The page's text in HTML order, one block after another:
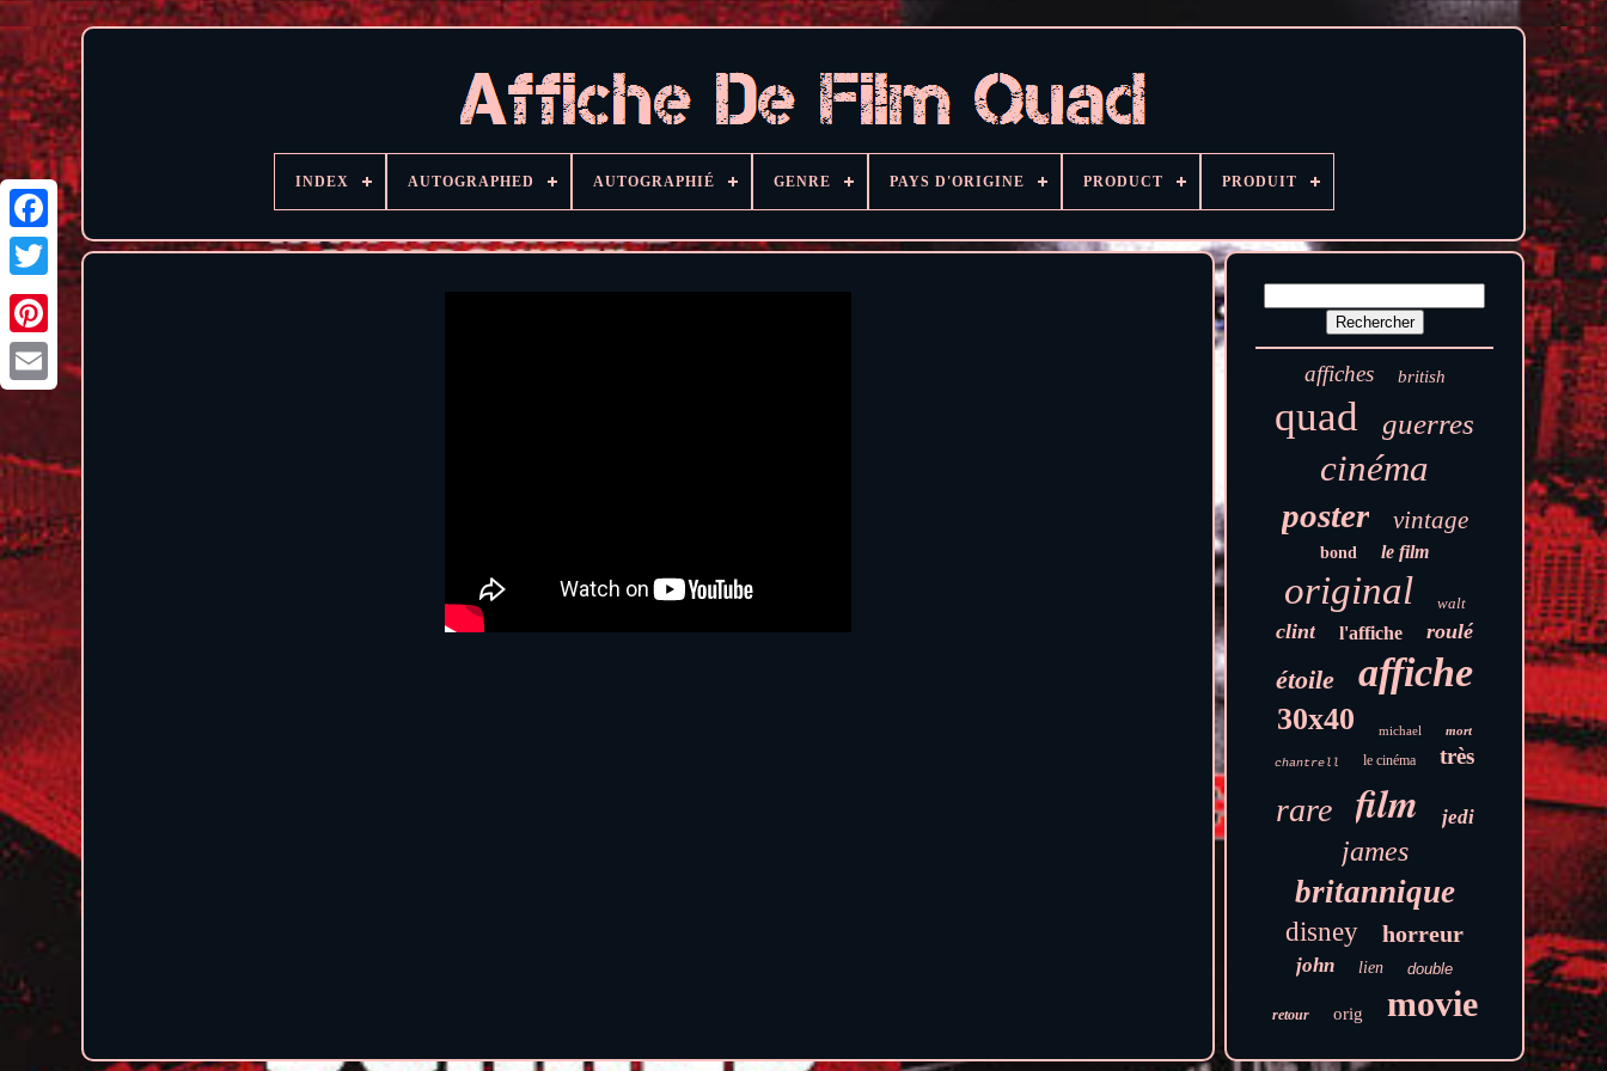
INDEX AUTOGRAPHED AUTOGRAPHIÉ GENRE PAYS D'ORIGINE PRODUCT PRODUIT
affiches british
quad guerres
cinéma
poster vintage
bond le film
original walt
clint l'affiche roulé
étoile affiche
30x40 michael mort
chantrell le cinéma très
rare film jedi
james
britannique
disney horreur
john lien double
retour orig movie